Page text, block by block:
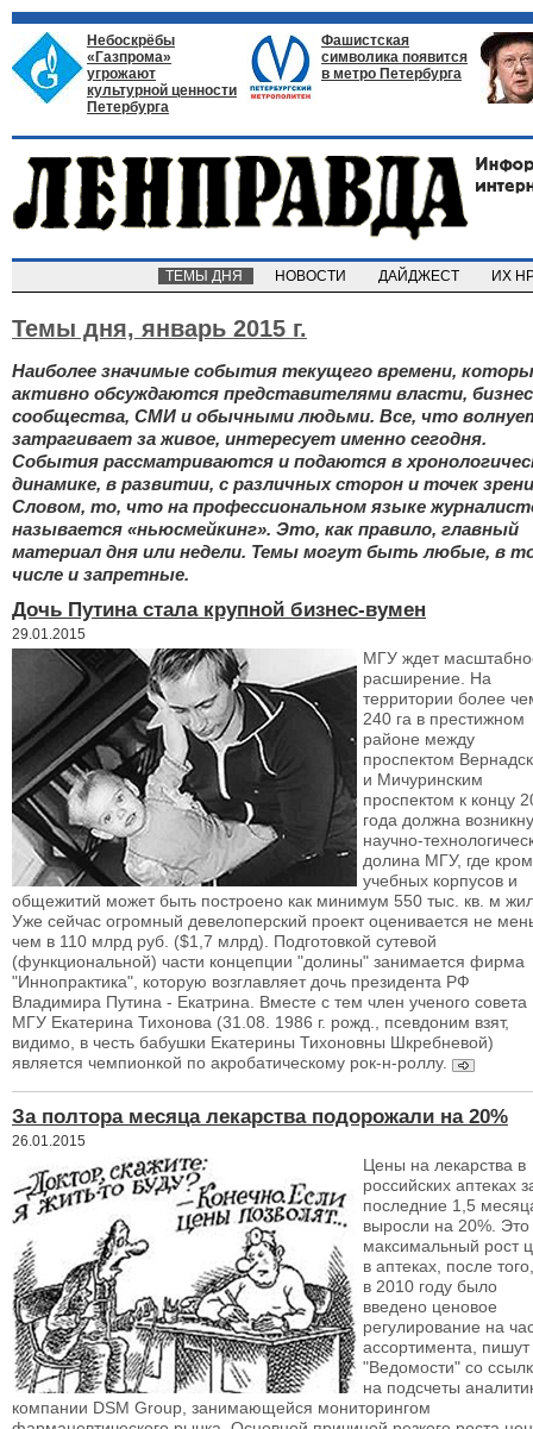
Небоскрёбы
«Газпрома»
угрожают
культурной ценности
Петербурга
Фашистская
символика появится
в метро Петербурга
ТЕМЫ ДНЯ НОВОСТИ ДАЙДЖЕСТ ИХ
Темы дня, январь 2015 г.
Наиболее значимые события текущего времени,
активно обсуждаются представителями власти,
сообщества, СМИ и обычными людьми. Все, что
затрагивает за живое, интересует именно сегодня.
События рассматриваются и подаются в
динамике, в развитии, с различных сторон и точек
Словом, то, что на профессиональном языке
называется «ньюсмейкинг». Это, как правило, главный
материал дня или недели. Темы могут быть любые, в
числе и запретные.
Дочь Путина стала крупной бизнес-вумен
29.01.2015
МГУ ждет
расширение. На
территории более
240 га в престижном
районе между
проспектом
и Мичуринским
проспектом к концу
года должна
научно-
долина МГУ, где
учебных корпусов и
общежитий может быть построено как минимум 550 тыс. кв. м
Уже сейчас огромный девелоперский проект оценивается не
чем в 110 млрд руб. ($1,7 млрд). Подготовкой сутевой
(функциональной) части концепции "долины" занимается фирма
"Иннопрактика", которую возглавляет дочь президента РФ
Владимира Путина - Екатрина. Вместе с тем член ученого совета
МГУ Екатерина Тихонова (31.08. 1986 г. рожд., псевдоним взят,
видимо, в честь бабушки Екатерины Тихоновны Шкребневой)
является чемпионкой по акробатическому рок-н-роллу.
За полтора месяца лекарства подорожали на 20%
26.01.2015
Цены на лекарства в
российских аптеках
последние 1,5
выросли на 20%. Это
максимальный рост
в аптеках, после
в 2010 году было
введено ценовое
регулирование на
ассортимента, пишут
"Ведомости" со
на подсчеты
компании DSM Group, занимающейся мониторингом